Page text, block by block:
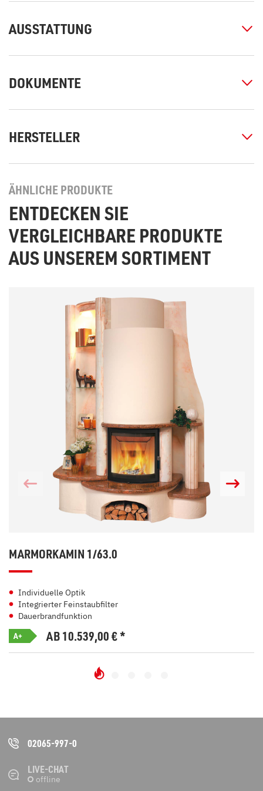
AUSSTATTUNG
DOKUMENTE
HERSTELLER
ÄHNLICHE PRODUKTE
ENTDECKEN SIE
VERGLEICHBARE PRODUKTE
AUS UNSEREM SORTIMENT
MARMORKAMIN 1/63.0
Individuelle Optik
Integrierter Feinstaubfilter
Dauerbrandfunktion
A+ AB 10.539,00€*
02065-997-0
LIVE-CHAT